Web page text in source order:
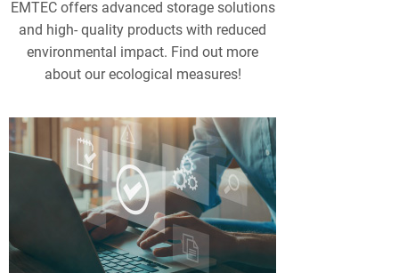
EMTEC offers advanced storage solutions
and high- quality products with reduced
environmental impact. Find out more
about our ecological measures!